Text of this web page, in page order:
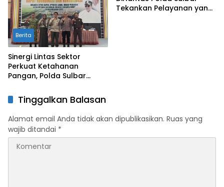
Berita
Sinergi Lintas Sektor
Perkuat Ketahanan
Pangan, Polda Sulbar
Sawah dan Mitigasi
Kekeringan
Tekankan Pelayanan yang
Tinggalkan Balasan
Alamat email Anda tidak akan dipublikasikan. Ruas yang
wajib ditandai *